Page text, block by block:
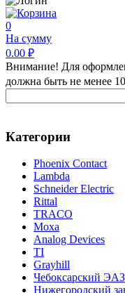
0
На сумму
0.00 ₽
Внимание! Для
должна быть не менее
Категории
Phoenix Contact
Lambda
Schneider Electric
Rittal
TRACO
Moxa
Analog Devices
TI
Grayhill
Чебоксарский ЭАЗ
Нижегородский